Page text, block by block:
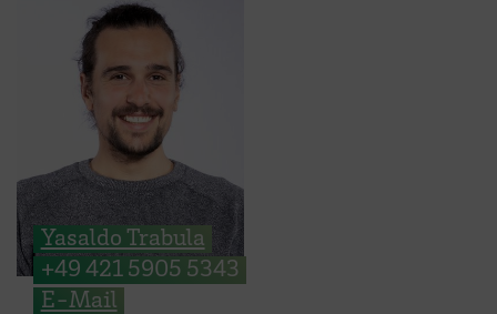
Yasaldo Trabula
+49 421 5905 5343
E-Mail